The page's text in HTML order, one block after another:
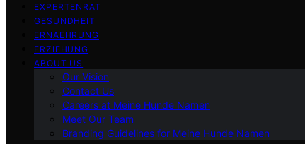
EXPERTENRAT
GESUNDHEIT
ERNAEHRUNG
ERZIEHUNG
ABOUT US
Our Vision
Contact Us
Careers at Meine Hunde Namen
Meet Our Team
Branding Guidelines for Meine Hunde Namen